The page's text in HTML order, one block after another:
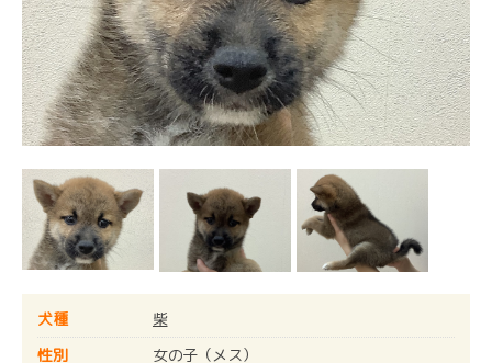
Next
犬種
柴
性別
女の子（メス）